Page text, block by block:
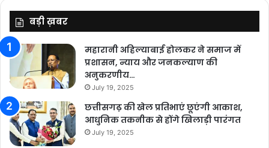
बड़ी ख़बर
महारानी अहिल्याबाई होलकर ने समाज में
प्रशासन, न्याय और जनकल्याण की
अनुकरणीय…
July 19, 2025
छत्तीसगढ़ की खेल प्रतिभाएं छूएंगी आकाश,
आधुनिक तकनीक से होंगे खिलाड़ी पारंगत
July 19, 2025